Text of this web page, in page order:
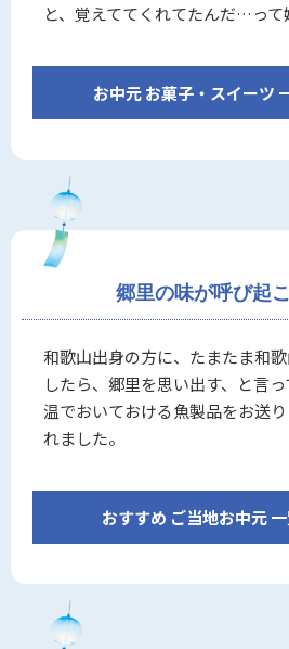
と、覚えててくれてたんだ…って
お中元 お菓子・スイーツ
郷里の味が呼び起
和歌山出身の方に、たまたま和
したら、郷里を思い出す、と言
温でおいておける魚製品をお送
れました。
おすすめ ご当地お中元